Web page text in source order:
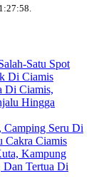
Satu Spot
Di Ciamis
Di Ciamis,
Hingga
Camping Seru Di
Cakra Ciamis
Kampung
Dan Tertua Di